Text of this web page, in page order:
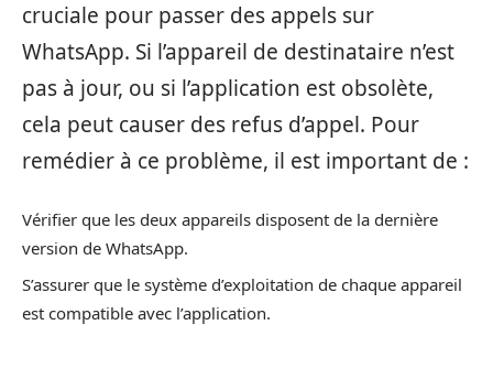
cruciale pour passer des appels sur
WhatsApp. Si l’appareil de destinataire n’est
pas à jour, ou si l’application est obsolète,
cela peut causer des refus d’appel. Pour
remédier à ce problème, il est important de :
Vérifier que les deux appareils disposent de la dernière
version de WhatsApp.
S’assurer que le système d’exploitation de chaque appareil
est compatible avec l’application.